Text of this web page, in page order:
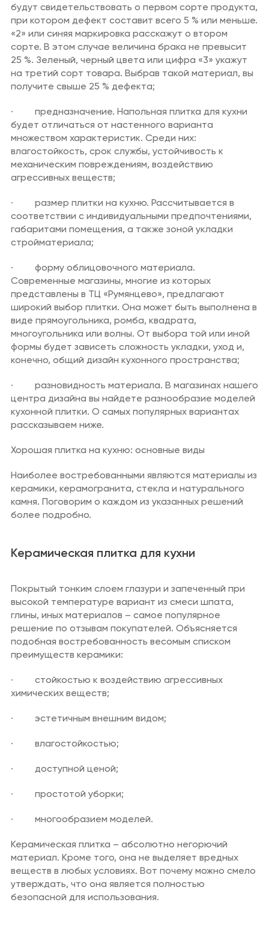
будут свидетельствовать о первом сорте продукта,
при котором дефект составит всего 5 % или меньше.
«2» или синяя маркировка расскажут о втором
сорте. В этом случае величина брака не превысит
25 %. Зеленый, черный цвета или цифра «3» укажут
на третий сорт товара. Выбрав такой материал, вы
получите свыше 25 % дефекта;
· предназначение. Напольная плитка для кухни
будет отличаться от настенного варианта
множеством характеристик. Среди них:
влагостойкость, срок службы, устойчивость к
механическим повреждениям, воздействию
агрессивных веществ;
· размер плитки на кухню. Рассчитывается в
соответствии с индивидуальными предпочтениями,
габаритами помещения, а также зоной укладки
стройматериала;
· форму облицовочного материала.
Современные магазины, многие из которых
представлены в ТЦ «Румянцево», предлагают
широкий выбор плитки. Она может быть выполнена в
виде прямоугольника, ромба, квадрата,
многоугольника или волны. От выбора той или иной
формы будет зависеть сложность укладки, уход и,
конечно, общий дизайн кухонного пространства;
· разновидность материала. В магазинах нашего
центра дизайна вы найдете разнообразие моделей
кухонной плитки. О самых популярных вариантах
рассказываем ниже.
Хорошая плитка на кухню: основные виды
Наиболее востребованными являются материалы из
керамики, керамогранита, стекла и натурального
камня. Поговорим о каждом из указанных решений
более подробно.
Керамическая плитка для кухни
Покрытый тонким слоем глазури и запеченный при
высокой температуре вариант из смеси шпата,
глины, иных материалов – самое популярное
решение по отзывам покупателей. Объясняется
подобная востребованность весомым списком
преимуществ керамики:
· стойкостью к воздействию агрессивных
химических веществ;
· эстетичным внешним видом;
· влагостойкостью;
· доступной ценой;
· простотой уборки;
· многообразием моделей.
Керамическая плитка – абсолютно негорючий
материал. Кроме того, она не выделяет вредных
веществ в любых условиях. Вот почему можно смело
утверждать, что она является полностью
безопасной для использования.